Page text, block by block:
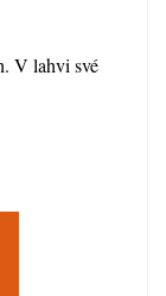
V lahvi své